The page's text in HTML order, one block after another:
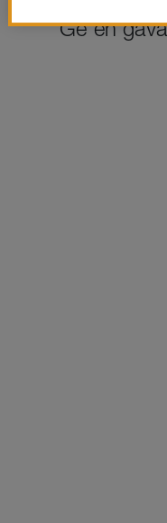
Ge en